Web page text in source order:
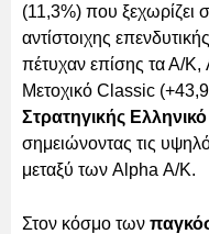
(11,3%) που
αντίστοιχης
πέτυχαν επίσης τα Α/
Μετοχικό Classic
Στρατηγικής
σημειώνοντας τις
μεταξύ των Alpha Α/Κ.
Στον κόσμο των